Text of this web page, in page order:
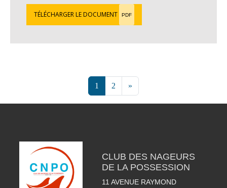
TÉLÉCHARGER LE DOCUMENT PDF
1 2 »
CLUB DES NAGEURS
DE LA POSSESSION
11 AVENUE RAYMOND